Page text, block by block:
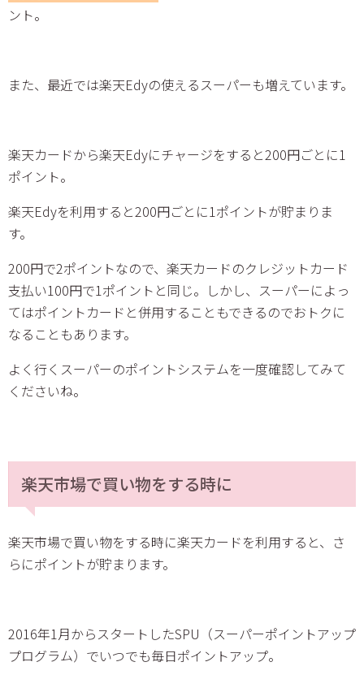
ント。
また、最近では楽天Edyの使えるスーパーも増えています。
楽天カードから楽天Edyにチャージをすると200円ごとに1
ポイント。
楽天Edyを利用すると200円ごとに1ポイントが貯まりま
す。
200円で2ポイントなので、楽天カードのクレジットカード
支払い100円で1ポイントと同じ。しかし、スーパーによっ
てはポイントカードと併用することもできるのでおトクに
なることもあります。
よく行くスーパーのポイントシステムを一度確認してみて
くださいね。
楽天市場で買い物をする時に
楽天市場で買い物をする時に楽天カードを利用すると、さ
らにポイントが貯まります。
2016年1月からスタートしたSPU（スーパーポイントアップ
プログラム）でいつでも毎日ポイントアップ。